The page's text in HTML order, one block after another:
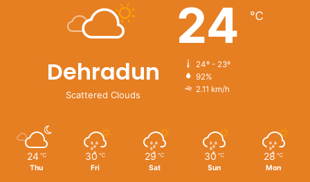
Dehradun
Scattered Clouds
24 ℃
24º - 23º
92%
2.11 km/h
24 ℃
Thu
30 ℃
Fri
29 ℃
Sat
30 ℃
Sun
28 ℃
Mon